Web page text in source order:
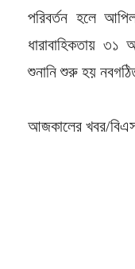
পরিবর্তন হলে
ধারাবাহিকতায়
শুনানি শুরু হয়
আজকালের খবর/